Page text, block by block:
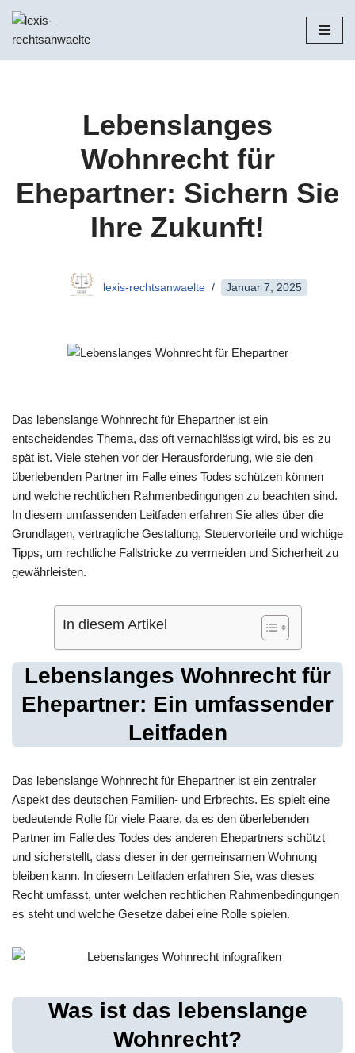
Zum
Inhalt
Lebenslanges
Wohnrecht für
Ehepartner: Sichern Sie
Ihre Zukunft!
lexis-rechtsanwaelte Januar 7, 2025
Das lebenslange Wohnrecht für Ehepartner ist ein
entscheidendes Thema, das oft vernachlässigt wird, bis es zu
spät ist. Viele stehen vor der Herausforderung, wie sie den
überlebenden Partner im Falle eines Todes schützen können
und welche rechtlichen Rahmenbedingungen zu beachten sind.
In diesem umfassenden Leitfaden erfahren Sie alles über die
Grundlagen, vertragliche Gestaltung, Steuervorteile und wichtige
Tipps, um rechtliche Fallstricke zu vermeiden und Sicherheit zu
gewährleisten.
In diesem Artikel
Lebenslanges Wohnrecht für
Ehepartner: Ein umfassender
Leitfaden
Das lebenslange Wohnrecht für Ehepartner ist ein zentraler
Aspekt des deutschen Familien- und Erbrechts. Es spielt eine
bedeutende Rolle für viele Paare, da es den überlebenden
Partner im Falle des Todes des anderen Ehepartners schützt
und sicherstellt, dass dieser in der gemeinsamen Wohnung
bleiben kann. In diesem Leitfaden erfahren Sie, was dieses
Recht umfasst, unter welchen rechtlichen Rahmenbedingungen
es steht und welche Gesetze dabei eine Rolle spielen.
Was ist das lebenslange
Wohnrecht?